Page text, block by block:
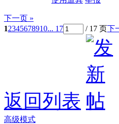
下一页 »
12345678910... 17 / 17 页下
返回列表
高级模式